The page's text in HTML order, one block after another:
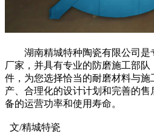
湖南精城特种陶瓷有限公司是
厂家，并具有专业的防磨施工部
件，为您选择恰当的耐磨材料与
产、合理化的设计计划和完善的
备的运营功率和使用寿命。
文/精城特瓷